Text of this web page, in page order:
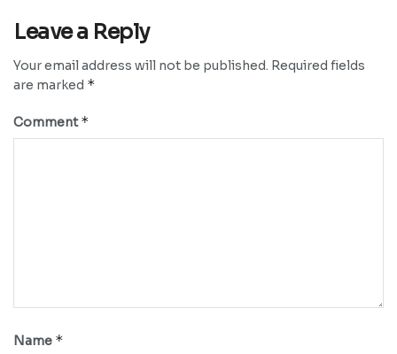
Leave a Reply
Your email address will not be published. Required fields
are marked *
Comment*
Name *